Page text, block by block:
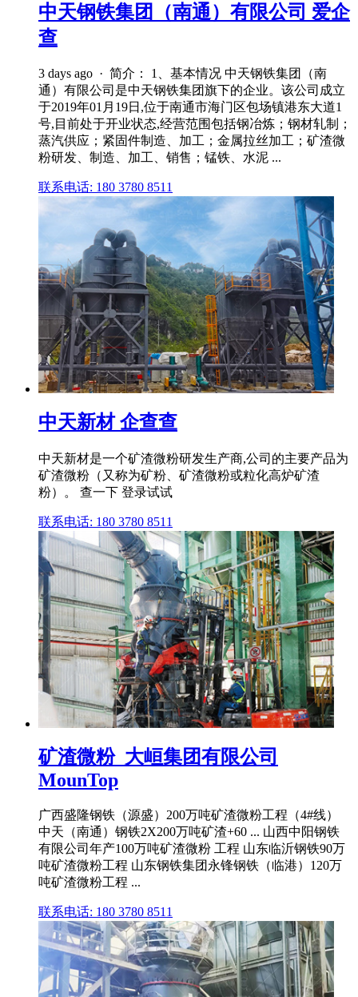
中天钢铁集团（南通）有限公司 爱企
查
3 days ago · 简介： 1、基本情况 中天钢铁集团（南
通）有限公司是中天钢铁集团旗下的企业。该公司成立
于2019年01月19日,位于南通市海门区包场镇港东大道1
号,目前处于开业状态,经营范围包括钢冶炼；钢材轧制；
蒸汽供应；紧固件制造、加工；金属拉丝加工；矿渣微
粉研发、制造、加工、销售；锰铁、水泥 ...
联系电话: 180 3780 8511
中天新材 企查查
中天新材是一个矿渣微粉研发生产商,公司的主要产品为
矿渣微粉（又称为矿粉、矿渣微粉或粒化高炉矿渣
粉）。 查一下 登录试试
联系电话: 180 3780 8511
矿渣微粉_大峘集团有限公司
MounTop
广西盛隆钢铁（源盛）200万吨矿渣微粉工程（4#线）
中天（南通）钢铁2X200万吨矿渣+60 ... 山西中阳钢铁
有限公司年产100万吨矿渣微粉 工程 山东临沂钢铁90万
吨矿渣微粉工程 山东钢铁集团永锋钢铁（临港）120万
吨矿渣微粉工程 ...
联系电话: 180 3780 8511